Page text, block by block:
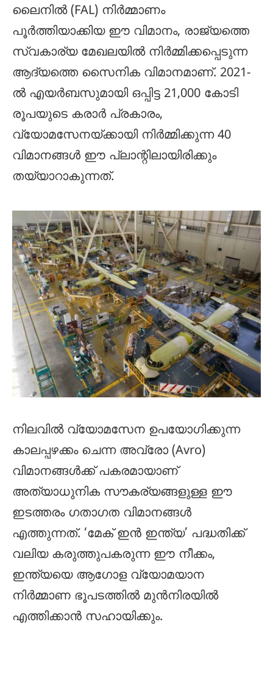
ലൈനിൽ (FAL) നിർമ്മാണം
പൂർത്തിയാക്കിയ ഈ വിമാനം, രാജ്യത്തെ
സ്വകാര്യ മേഖലയിൽ നിർമ്മിക്കപ്പെടുന്ന
ആദ്യത്തെ സൈനിക വിമാനമാണ്. 2021-
ൽ എയർബസുമായി ഒപ്പിട്ട 21,000 കോടി
രൂപയുടെ കരാർ പ്രകാരം,
വ്യോമസേനയ്ക്കായി നിർമ്മിക്കുന്ന 40
വിമാനങ്ങൾ ഈ പ്ലാന്റിലായിരിക്കും
തയ്യാറാകുന്നത്. ‌
നിലവിൽ വ്യോമസേന ഉപയോഗിക്കുന്ന
കാലപ്പഴക്കം ചെന്ന അവ്രോ (Avro)
വിമാനങ്ങൾക്ക് പകരമായാണ്
അത്യാധുനിക സൗകര്യങ്ങളുള്ള ഈ
ഇടത്തരം ഗതാഗത വിമാനങ്ങൾ
എത്തുന്നത്. ‘മേക് ഇൻ ഇന്ത്യ’ പദ്ധതിക്ക്
വലിയ കരുത്തുപകരുന്ന ഈ നീക്കം,
ഇന്ത്യയെ ആഗോള വ്യോമയാന
നിർമ്മാണ ഭൂപടത്തിൽ മുൻനിരയിൽ
എത്തിക്കാൻ സഹായിക്കും.